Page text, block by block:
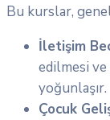
Bu kurslar,
İletişim
edilmesi ve
yoğunlaşır.
Çocuk